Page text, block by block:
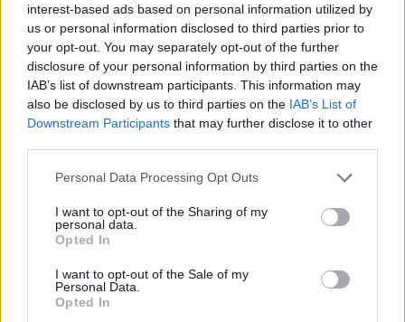
interest-based ads based on personal information utilized by
us or personal information disclosed to third parties prior to
your opt-out. You may separately opt-out of the further
disclosure of your personal information by third parties on the
IAB’s list of downstream participants. This information may
also be disclosed by us to third parties on the IAB’s List of
Downstream Participants that may further disclose it to other
Personal Data Processing Opt Outs
I want to opt-out of the Sharing of my
personal data.
Opted In
I want to opt-out of the Sale of my
Personal Data.
Opted In
Emese közben leült, egészen elterpeszkedett a fotelben,
és megrántotta a vállát. Érezte, hogy aznap kudarcot vall,
ezért nehezére esett kedvesen válaszolni.
– Ott…Kopaszok és kövérek lesznek, egy-kettőnek lesz
haja, de foga nem, de az hótziher, hogy kikerekedett a
fejük. Aki meg külföldön van, tuti, hogy ezért nem jön
vagy bárhonnan hazarepüljön egy ostoba
osztálytalálkozó miatt
– Igazad van…Megváltozott a világ…
– Mara érezte,
hogy feje egyre inkább fájni kezd, mintha láza is lett